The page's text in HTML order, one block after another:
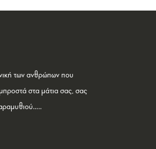
των ανθρώπων που
στα μάτια σας, σας